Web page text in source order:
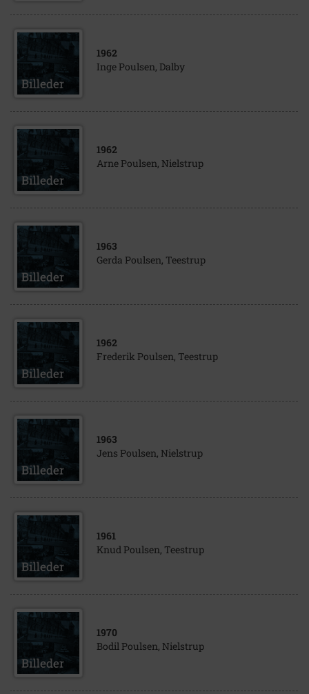
1962
Inge Poulsen, Dalby
1962
Arne Poulsen, Nielstrup
1963
Gerda Poulsen, Teestrup
1962
Frederik Poulsen, Teestrup
1963
Jens Poulsen, Nielstrup
1961
Knud Poulsen, Teestrup
1970
Bodil Poulsen, Nielstrup